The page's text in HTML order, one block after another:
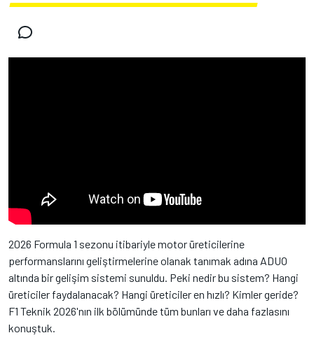
2026 Formula 1 sezonu itibariyle motor üreticilerine
performanslarını geliştirmelerine olanak tanımak adına ADUO
altında bir gelişim sistemi sunuldu. Peki nedir bu sistem? Hangi
üreticiler faydalanacak? Hangi üreticiler en hızlı? Kimler geride?
F1 Teknik 2026'nın ilk bölümünde tüm bunları ve daha fazlasını
konuştuk.